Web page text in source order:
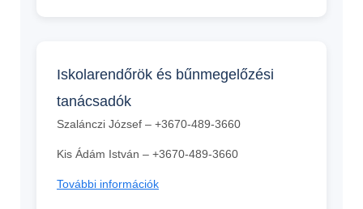
Iskolarendőrök és bűnmegelőzési
tanácsadók
Szalánczi József – +3670-489-3660
Kis Ádám István – +3670-489-3660
További információk